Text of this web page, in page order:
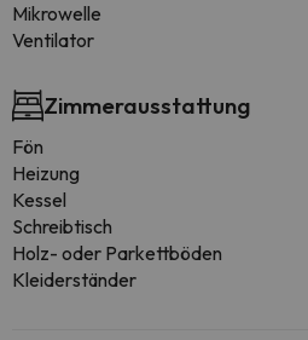
Mikrowelle
Ventilator
Zimmerausstattung
Fön
Heizung
Kessel
Schreibtisch
Holz- oder Parkettböden
Kleiderständer